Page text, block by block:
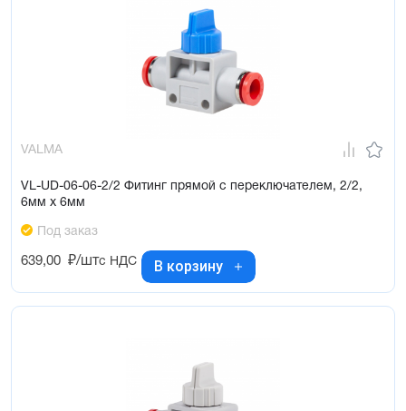
VALMA
VL-UD-06-06-2/2 Фитинг прямой с переключателем, 2/2,
6мм x 6мм
Под заказ
639,00 ₽/штс НДС В корзину